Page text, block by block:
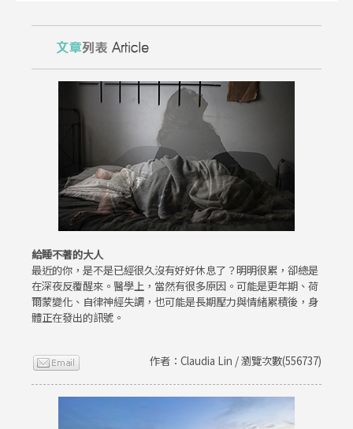
給睡不著的大人
最近的你，是不是已經很久沒有好好休息了？明明很累，卻總是
在深夜反覆醒來。醫學上，當然有很多原因。可能是更年期、荷
爾蒙變化、自律神經失調，也可能是長期壓力與情緒累積後，身
體正在發出的訊號。
作者：Claudia Lin / 瀏覽次數(556737)